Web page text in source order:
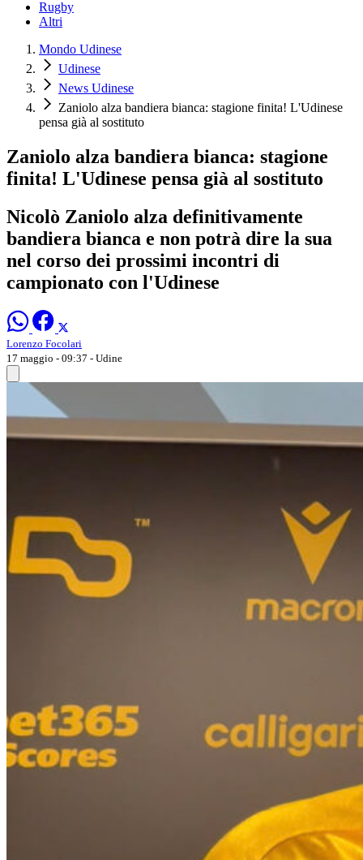
Rugby
Altri
Mondo Udinese
Udinese
News Udinese
Zaniolo alza bandiera bianca: stagione finita! L'Udinese
pensa già al sostituto
Zaniolo alza bandiera bianca: stagione
finita! L'Udinese pensa già al sostituto
Nicolò Zaniolo alza definitivamente
bandiera bianca e non potrà dire la sua
nel corso dei prossimi incontri di
campionato con l'Udinese
Lorenzo Focolari
17 maggio - 09:37 - Udine